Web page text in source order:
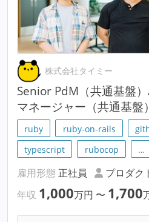
株式会社タイミー
Senior PdM（共通基盤
マネージャー（共通基盤）
ruby ruby-on-rails
typescript
rubocop …
雇用形態 正社員 プロダク
年収 1,000万円 〜 1,700